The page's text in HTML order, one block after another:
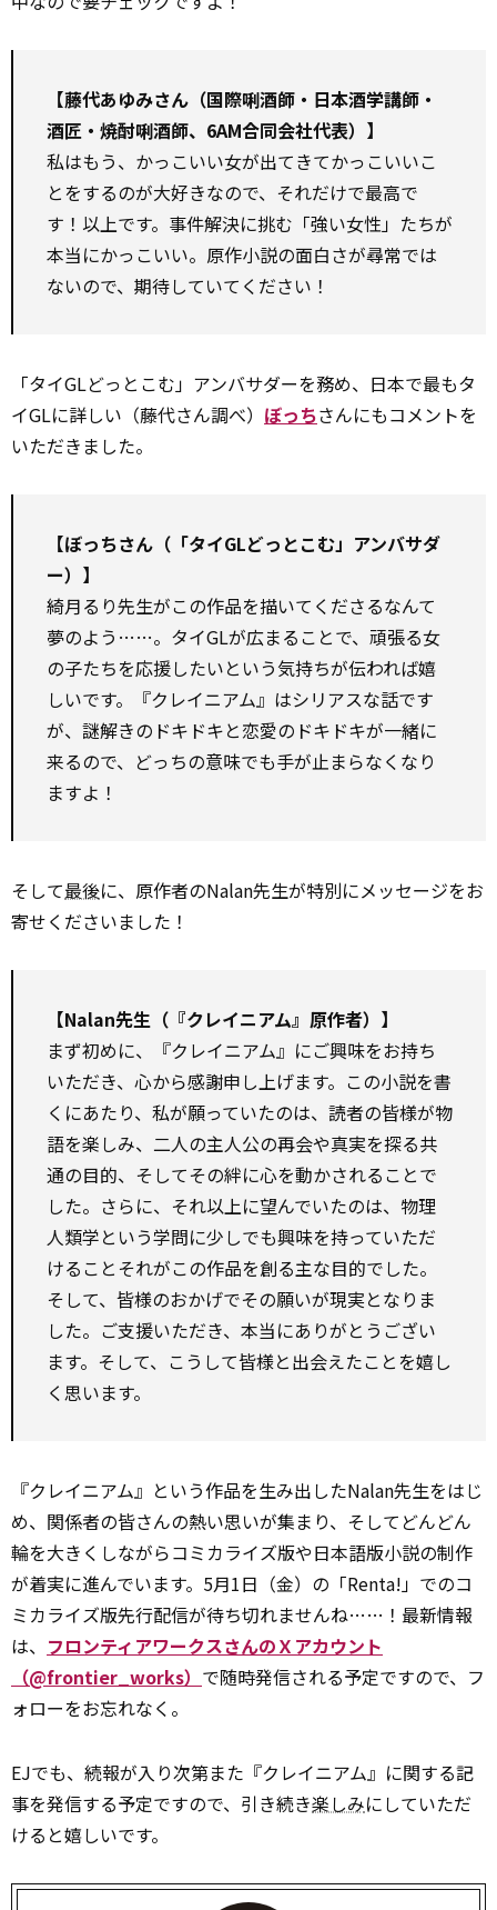
【藤代あゆみさん（国際唎酒師・日本酒学講師・
酒匠・焼酎唎酒師、6AM合同会社代表）】
私はもう、かっこいい女が出てきてかっこいいこ
とをするのが大好きなので、それだけで最高で
す！以上です。事件解決に挑む「強い女性」たちが
本当にかっこいい。原作小説の面白さが尋常では
ないので、期待していてください！
「タイGLどっとこむ」アンバサダーを務め、日本で最もタ
イGLに詳しい（藤代さん調べ） ぼっちさんにもコメントを
いただきました。
【ぼっちさん（「タイGLどっとこむ」アンバサダ
ー）】
綺月るり先生がこの作品を描いてくださるなんて
夢のよう……。タイGLが広まることで、頑張る女
の子たちを応援したいという気持ちが伝われば嬉
しいです。『クレイニアム』はシリアスな話です
が、謎解きのドキドキと恋愛のドキドキが一緒に
来るので、どっちの意味でも手が止まらなくなり
ますよ！
そして最後に、原作者のNalan先生が特別にメッセージをお
寄せくださいました！
【Nalan先生（『クレイニアム』原作者）】
まず初めに、『クレイニアム』にご興味をお持ち
いただき、心から感謝申し上げます。この小説を書
くにあたり、私が願っていたのは、読者の皆様が物
語を楽しみ、二人の主人公の再会や真実を探る共
通の目的、そしてその絆に心を動かされることで
した。さらに、それ以上に望んでいたのは、物理
人類学という学問に少しでも興味を持っていただ
けること――それがこの作品を創る主な目的でした。
そして、皆様のおかげでその願いが現実となりま
した。ご支援いただき、本当にありがとうござい
ます。そして、こうして皆様と出会えたことを嬉し
く思います。
『クレイニアム』という作品を生み出したNalan先生をはじ
め、関係者の皆さんの熱い思いが集まり、そしてどんどん
輪を大きくしながらコミカライズ版や日本語版小説の制作
が着実に進んでいます。5月1日（金）の「Renta!」でのコ
ミカライズ版先行配信が待ち切れませんね……！最新情報
は、 フロンティアワークスさんのＸアカウント
（@frontier_works） で随時発信される予定ですので、フ
ォローをお忘れなく。
EJでも、続報が入り次第また『クレイニアム』に関する記
事を発信する予定ですので、引き続き楽しみにしていただ
けると嬉しいです。